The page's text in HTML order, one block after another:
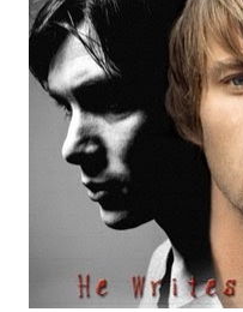
agosto de 2007 en Japón)
Rewrite 2: L's Successors",
Japón), los cuales son unos
lo único que espero es que
desarrollar algún tipo de